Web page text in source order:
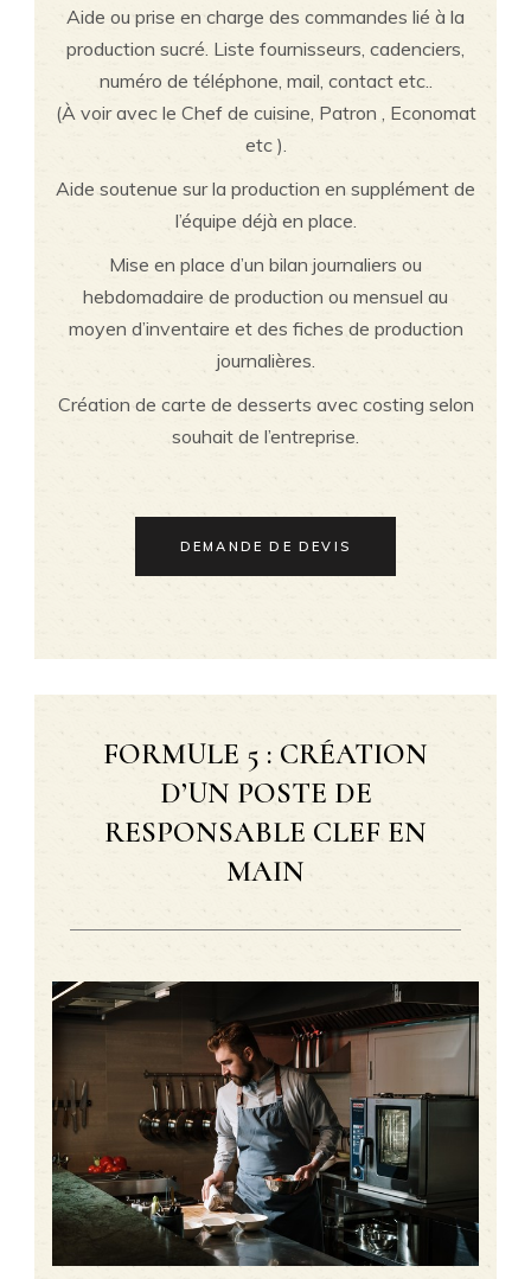
Aide ou prise en charge des commandes lié à la
production sucré. Liste fournisseurs, cadenciers,
numéro de téléphone, mail, contact etc..
(À voir avec le Chef de cuisine, Patron , Economat
etc ).
Aide soutenue sur la production en supplément de
l’équipe déjà en place.
Mise en place d’un bilan journaliers ou
hebdomadaire de production ou mensuel au
moyen d’inventaire et des fiches de production
journalières.
Création de carte de desserts avec costing selon
souhait de l’entreprise.
DEMANDE DE DEVIS
FORMULE 5 : CRÉATION
D’UN POSTE DE
RESPONSABLE CLEF EN
MAIN